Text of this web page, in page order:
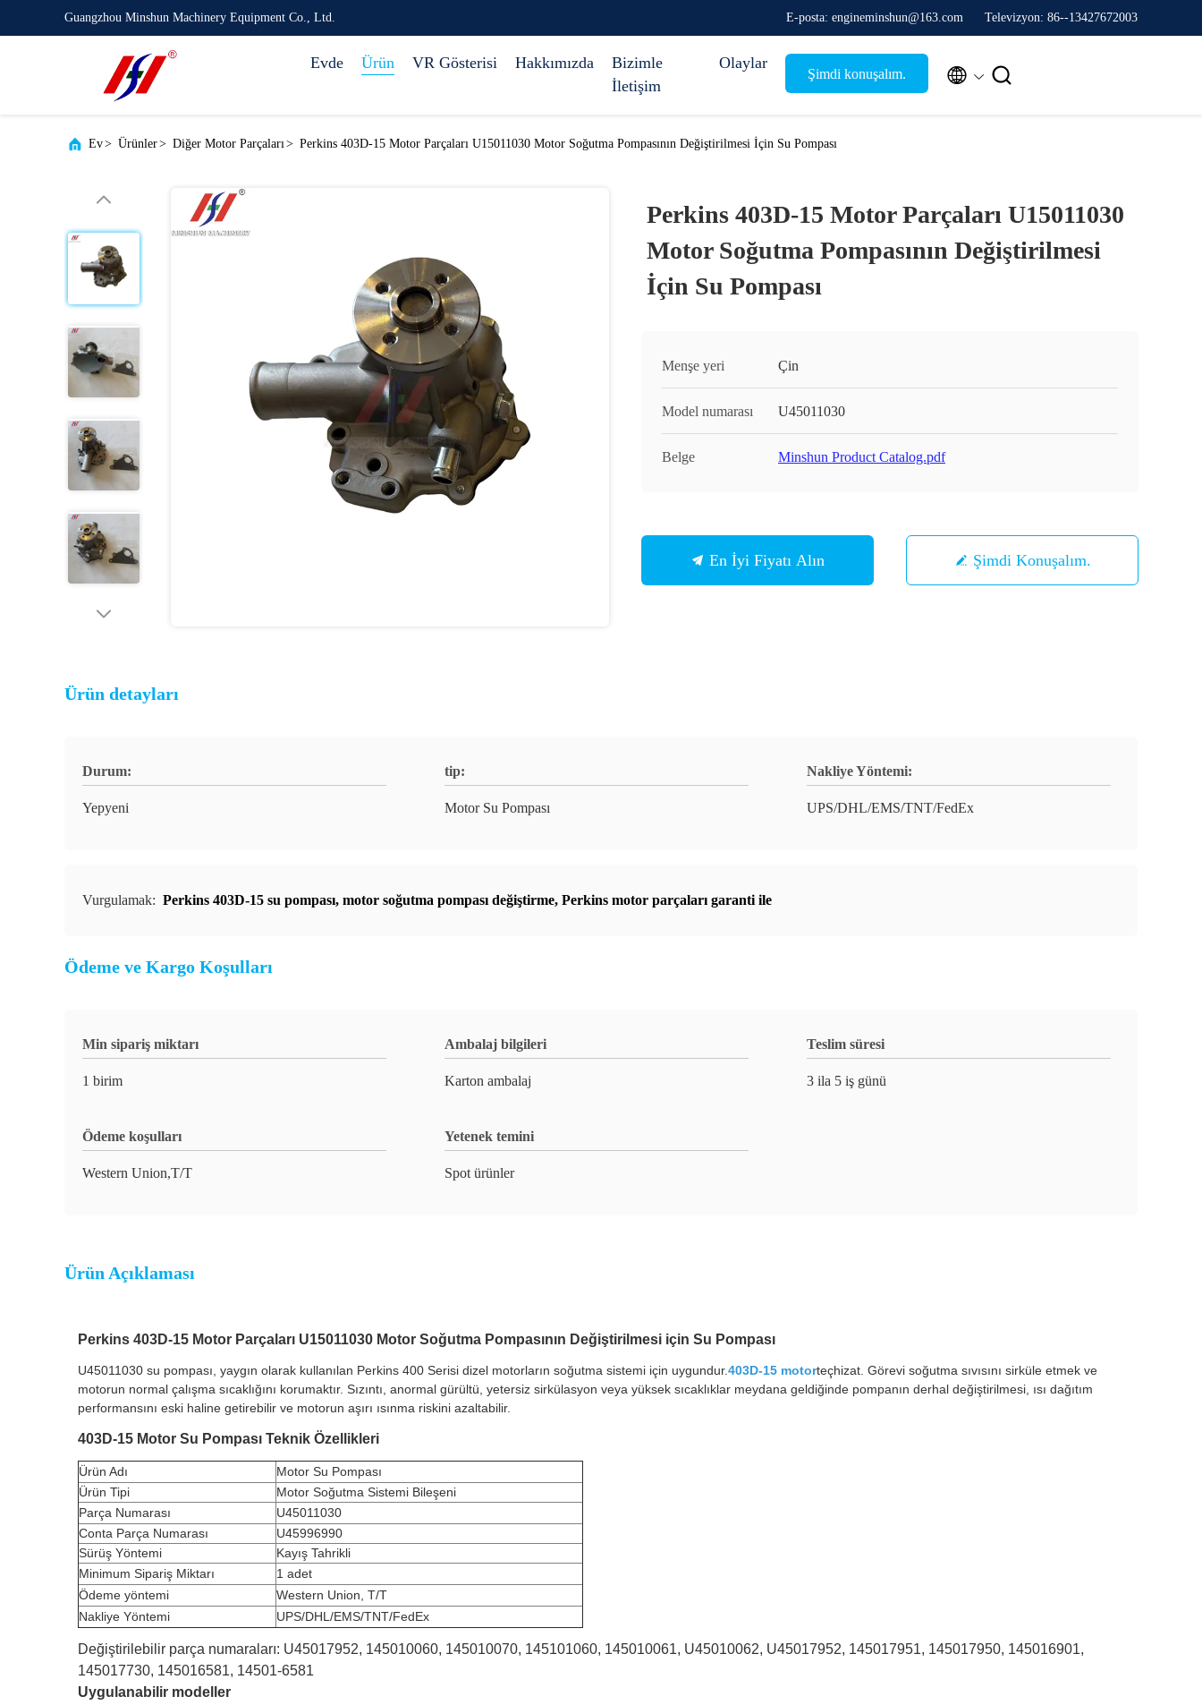
Guangzhou Minshun Machinery Equipment Co., Ltd. E-posta: engineminshun@163.com Televizyon: 86--13427672003
Evde Ürün VR Gösterisi Hakkımızda
Bizimle
İletişim
Olaylar
Şimdi konuşalım.  
Ev> Ürünler> Diğer Motor Parçaları> Perkins 403D-15 Motor Parçaları U15011030 Motor Soğutma Pompasının Değiştirilmesi İçin Su Pompası
Perkins 403D-15 Motor Parçaları U15011030
Motor Soğutma Pompasının Değiştirilmesi
İçin Su Pompası
Menşe yeri Çin
Model numarası U45011030
Belge Minshun Product Catalog.pdf
En İyi Fiyatı Alın Şimdi Konuşalım.
Ürün detayları
Durum:
Yepyeni
tip:
Motor Su Pompası
Nakliye Yöntemi:
UPS/DHL/EMS/TNT/FedEx
Vurgulamak: Perkins 403D-15 su pompası, motor soğutma pompası değiştirme, Perkins motor parçaları garanti ile
Ödeme ve Kargo Koşulları
Min sipariş miktarı
1 birim
Ambalaj bilgileri
Karton ambalaj
Teslim süresi
3 ila 5 iş günü
Ödeme koşulları
Western Union,T/T
Yetenek temini
Spot ürünler
Ürün Açıklaması
Perkins 403D-15 Motor Parçaları U15011030 Motor Soğutma Pompasının Değiştirilmesi için Su Pompası
U45011030 su pompası, yaygın olarak kullanılan Perkins 400 Serisi dizel motorların soğutma sistemi için uygundur.403D-15 motorteçhizat. Görevi soğutma sıvısını sirküle etmek ve
motorun normal çalışma sıcaklığını korumaktır. Sızıntı, anormal gürültü, yetersiz sirkülasyon veya yüksek sıcaklıklar meydana geldiğinde pompanın derhal değiştirilmesi, ısı dağıtım
performansını eski haline getirebilir ve motorun aşırı ısınma riskini azaltabilir.
403D-15 Motor Su Pompası Teknik Özellikleri
Ürün Adı
Motor Su Pompası
Ürün Tipi
Motor Soğutma Sistemi Bileşeni
Parça Numarası
U45011030
Conta Parça Numarası
U45996990
Sürüş Yöntemi
Kayış Tahrikli
Minimum Sipariş Miktarı
1 adet
Ödeme yöntemi
Western Union, T/T
Nakliye Yöntemi
UPS/DHL/EMS/TNT/FedEx
Değiştirilebilir parça numaraları: U45017952, 145010060, 145010070, 145101060, 145010061, U45010062, U45017952, 145017951, 145017950, 145016901,
145017730, 145016581, 14501-6581
Uygulanabilir modeller